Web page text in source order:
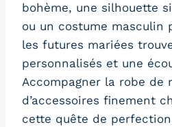
bohème, une silhouette
ou un costume masculin
les futures mariées
personnalisés et une
Accompagner la robe de
d’accessoires finement
cette quête de